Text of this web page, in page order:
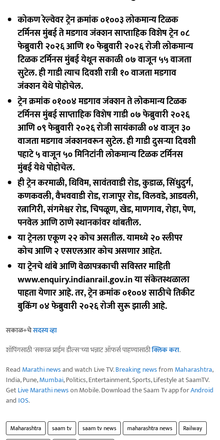
कोकण रेल्वेवर ट्रेन क्रमांक ०१००३ लोकमान्य टिळक
टर्मिनस मुंबई ते मडगाव जंक्शन साप्ताहिक विशेष ट्रेन ०८
फेब्रुवारी २०२६ आणि १० फेब्रुवारी २०२६ रोजी लोकमान्य
टिळक टर्मिनस मुंबई येथून सकाळी ०७ वाजून ५५ वाजता
सुटेल. ही गाडी त्याच दिवशी रात्री १० वाजता मडगाव
जंक्शन येथे पोहोचेल.
ट्रेन क्रमांक ०१००४ मडगाव जंक्शन ते लोकमान्य टिळक
टर्मिनस मुंबई साप्ताहिक विशेष गाडी ०७ फेब्रुवारी २०२६
आणि ०९ फेब्रुवारी २०२६ रोजी सायंकाळी ०४ वाजून ३०
वाजता मडगाव जंक्शनवरून सुटेल. ही गाडी दुसऱ्या दिवशी
पहाटे ५ वाजून ५० मिनिटांनी लोकमान्य टिळक टर्मिनस
मुंबई येथे पोहोचेल.
ही ट्रेन करमाळी, थिविम, सावंतवाडी रोड, कुडाळ, सिंधुदुर्ग,
कणकवली, वैभववाडी रोड, राजापूर रोड, विलवडे, आडवली,
रत्नागिरी, संगमेश्वर रोड, चिपळूण, खेड, माणगाव, रोहा, पेण,
पनवेल आणि ठाणे स्थानकांवर थांबतील.
या ट्रेनला एकूण २२ कोच असतील. यामध्ये २० स्लीपर
कोच आणि २ एसएलआर कोच असणार आहेत.
या ट्रेनचे थांबे आणि वेळापत्रकाची सविस्तर माहिती
www.enquiry.indianrail.gov.in या संकेतस्थळाला
पाहता येणार आहे. तर, ट्रेन क्रमांक ०१००४ साठीचे तिकीट
बुकिंग ०४ फेब्रुवारी २०२६ रोजी सुरू झाली आहे.
सकाळ+चेसदस्य व्हा
शॉपिंगसाठी 'सकाळ प्राईम डील्स'च्या भन्नाट ऑफर्स पाहण्यासाठीक्लिक करा.
Read Marathi newsand watch Live TV.Breaking newsfrom Maharashtra,
India, Pune,Mumbai, Politics, Entertainment, Sports, Lifestyle at SaamTV.
GetLive Marathi newson Mobile. Download the Saam Tv app forAndroid
and IOS.
Maharashtra saam tv saam tv news maharashtra news
Railway